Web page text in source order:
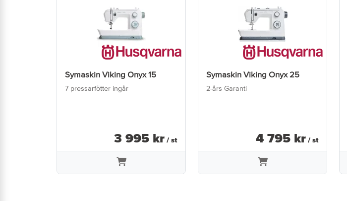
Symaskin Viking Onyx 15
7 pressarfötter ingår
3 995 kr / st
Symaskin Viking Onyx 25
2-års Garanti
4 795 kr / st